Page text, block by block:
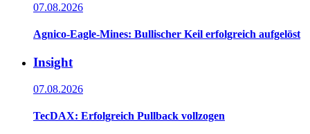
07.08.2026
Agnico-Eagle-Mines: Bullischer Keil erfolgreich aufgelöst
Insight
07.08.2026
TecDAX: Erfolgreich Pullback vollzogen